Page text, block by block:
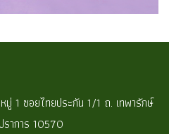
มู่ 1 ซอยไทยประกัน 1/1 ถ. เทพารักษ์
ราการ 10570